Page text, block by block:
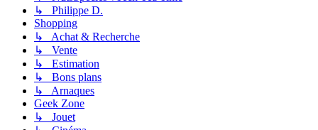
↳ Philippe D.
Shopping
↳ Achat & Recherche
↳ Vente
↳ Estimation
↳ Bons plans
↳ Arnaques
Geek Zone
↳ Jouet